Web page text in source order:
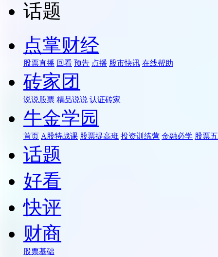
话题
点掌财经
股票直播 回看 预告 点播 股市快讯 在线帮助
砖家团
说说股票 精品说说 认证砖家
牛金学园
首页 A股特战课 股票提高班 投资训练营 金融必学 股票
话题
好看
快评
财商
股票基础